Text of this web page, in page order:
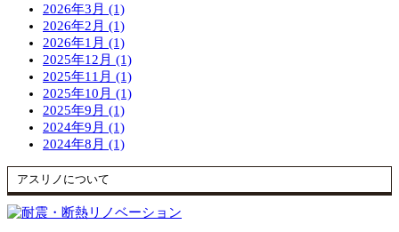
2026年3月 (1)
2026年2月 (1)
2026年1月 (1)
2025年12月 (1)
2025年11月 (1)
2025年10月 (1)
2025年9月 (1)
2024年9月 (1)
2024年8月 (1)
アスリノについて